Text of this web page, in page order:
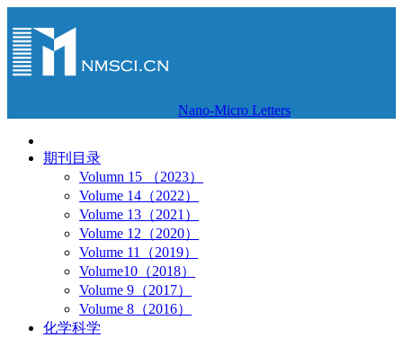
Nano-Micro Letters
期刊目录
Volumn 15 （2023）
Volume 14（2022）
Volume 13（2021）
Volume 12（2020）
Volume 11（2019）
Volume10（2018）
Volume 9（2017）
Volume 8（2016）
化学科学